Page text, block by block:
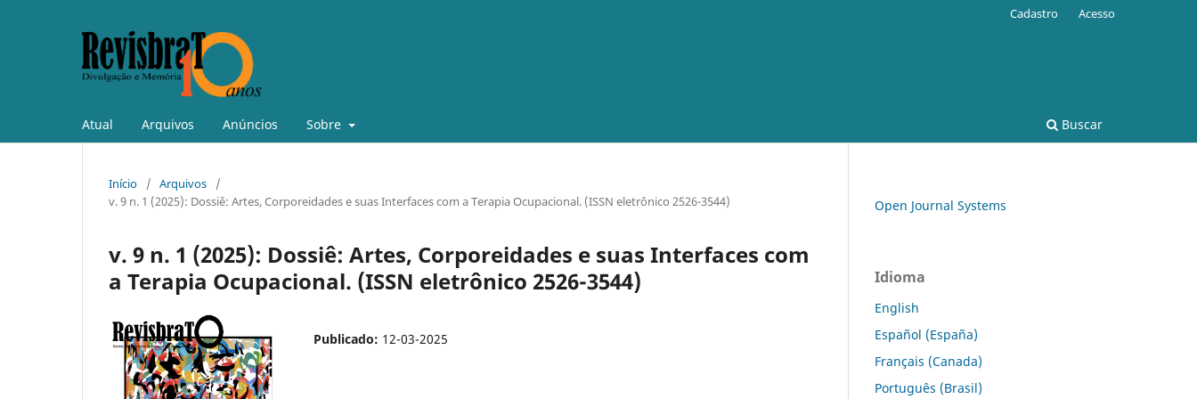
Atual Arquivos Anúncios Sobre Buscar
Cadastro Acesso
Início / Arquivos
/
v. 9 n. 1 (2025): Dossiê: Artes, Corporeidades e suas Interfaces com a Terapia Ocupacional. (ISSN eletrônico 2526-3544)
v. 9 n. 1 (2025): Dossiê: Artes, Corporeidades e suas Interfaces com
a Terapia Ocupacional. (ISSN eletrônico 2526-3544)
Publicado: 12-03-2025
Open Journal Systems
Idioma
English
Español (España)
Français (Canada)
Português (Brasil)